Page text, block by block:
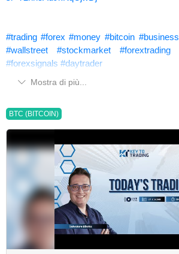
#trading #forex #money #bitcoin #business
#wallstreet
#stockmarket #forextrading
#forexsignals #daytrader
Mostra di più...
BTC (BITCOIN)